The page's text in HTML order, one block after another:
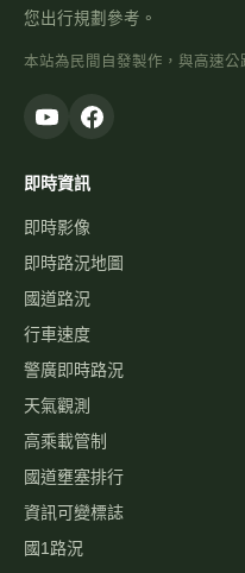
您出行規劃參考。
本站為民間自發製作，與高速公
即時資訊
即時影像
即時路況地圖
國道路況
行車速度
警廣即時路況
天氣觀測
高乘載管制
國道壅塞排行
資訊可變標誌
國1路況